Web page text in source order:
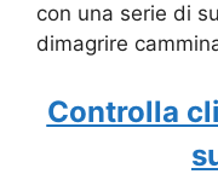
con una serie di
dimagrire
Controlla